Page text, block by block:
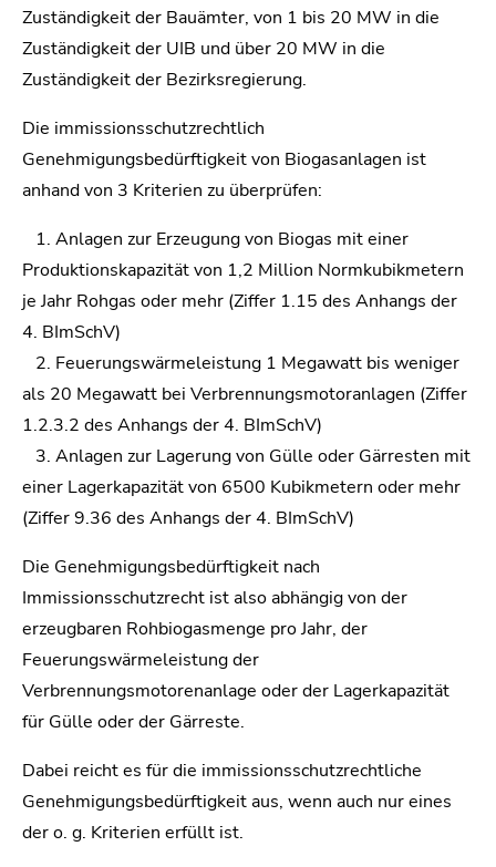
Zuständigkeit der Bauämter, von 1 bis 20 MW in die
Zuständigkeit der UIB und über 20 MW in die
Zuständigkeit der Bezirksregierung.
Die immissionsschutzrechtlich
Genehmigungsbedürftigkeit von Biogasanlagen ist
anhand von 3 Kriterien zu überprüfen:
1. Anlagen zur Erzeugung von Biogas mit einer
Produktionskapazität von 1,2 Million Normkubikmetern
je Jahr Rohgas oder mehr (Ziffer 1.15 des Anhangs der
4. BImSchV)
2. Feuerungswärmeleistung 1 Megawatt bis weniger
als 20 Megawatt bei Verbrennungsmotoranlagen (Ziffer
1.2.3.2 des Anhangs der 4. BImSchV)
3. Anlagen zur Lagerung von Gülle oder Gärresten mit
einer Lagerkapazität von 6500 Kubikmetern oder mehr
(Ziffer 9.36 des Anhangs der 4. BImSchV)
Die Genehmigungsbedürftigkeit nach
Immissionsschutzrecht ist also abhängig von der
erzeugbaren Rohbiogasmenge pro Jahr, der
Feuerungswärmeleistung der
Verbrennungsmotorenanlage oder der Lagerkapazität
für Gülle oder der Gärreste.
Dabei reicht es für die immissionsschutzrechtliche
Genehmigungsbedürftigkeit aus, wenn auch nur eines
der o. g. Kriterien erfüllt ist.